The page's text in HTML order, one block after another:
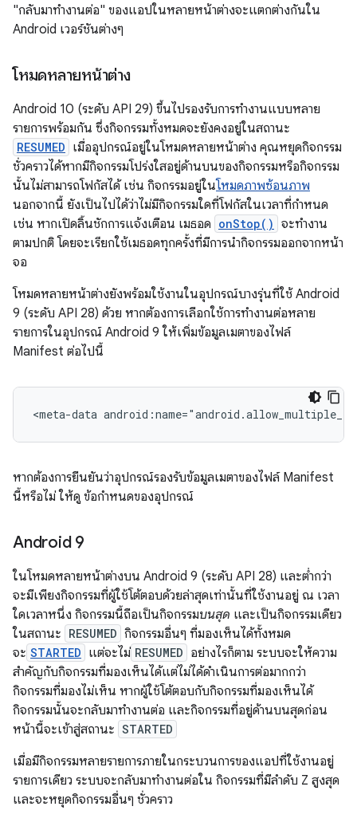
"กลับมาทำงานต่อ" ของแอปในหลายหน้าต่างจะแตกต่างกันใน
Android เวอร์ชันต่างๆ
โหมดหลายหน้าต่าง
Android 10 (ระดับ API 29) ขึ้นไปรองรับการทำงานแบบหลาย
รายการพร้อมกัน ซึ่งกิจกรรมทั้งหมดจะยังคงอยู่ในสถานะ
RESUMED เมื่ออุปกรณ์อยู่ในโหมดหลายหน้าต่าง คุณหยุดกิจกรรม
ชั่วคราวได้หากมีกิจกรรมโปร่งใสอยู่ด้านบนของกิจกรรมหรือกิจกรรม
นั้นไม่สามารถโฟกัสได้ เช่น กิจกรรมอยู่ในโหมดภาพซ้อนภาพ
นอกจากนี้ ยังเป็นไปได้ว่าไม่มีกิจกรรมใดที่โฟกัสในเวลาที่กำหนด
เช่น หากเปิดลิ้นชักการแจ้งเตือน เมธอด onStop() จะทำงาน
ตามปกติ โดยจะเรียกใช้เมธอดทุกครั้งที่มีการนำกิจกรรมออกจากหน้า
จอ
โหมดหลายหน้าต่างยังพร้อมใช้งานในอุปกรณ์บางรุ่นที่ใช้ Android
9 (ระดับ API 28) ด้วย หากต้องการเลือกใช้การทำงานต่อหลาย
รายการในอุปกรณ์ Android 9 ให้เพิ่มข้อมูลเมตาของไฟล์
Manifest ต่อไปนี้
<meta-data
หากต้องการยืนยันว่าอุปกรณ์รองรับข้อมูลเมตาของไฟล์ Manifest
นี้หรือไม่ ให้ดู ข้อกำหนดของอุปกรณ์
Android 9
ในโหมดหลายหน้าต่างบน Android 9 (ระดับ API 28) และต่ำกว่า
จะมีเพียงกิจกรรมที่ผู้ใช้โต้ตอบด้วยล่าสุดเท่านั้นที่ใช้งานอยู่ ณ เวลา
ใดเวลาหนึ่ง กิจกรรมนี้ถือเป็นกิจกรรมบนสุด และเป็นกิจกรรมเดียว
ในสถานะ RESUMED กิจกรรมอื่นๆ ที่มองเห็นได้ทั้งหมด
จะ STARTED แต่จะไม่ RESUMED อย่างไรก็ตาม ระบบจะให้ความ
สำคัญกับกิจกรรมที่มองเห็นได้แต่ไม่ได้ดำเนินการต่อมากกว่า
กิจกรรมที่มองไม่เห็น หากผู้ใช้โต้ตอบกับกิจกรรมที่มองเห็นได้
กิจกรรมนั้นจะกลับมาทำงานต่อ และกิจกรรมที่อยู่ด้านบนสุดก่อน
หน้านี้จะเข้าสู่สถานะ STARTED
เมื่อมีกิจกรรมหลายรายการภายในกระบวนการของแอปที่ใช้งานอยู่
รายการเดียว ระบบจะกลับมาทำงานต่อใน กิจกรรมที่มีลำดับ Z สูงสุด
และจะหยุดกิจกรรมอื่นๆ ชั่วคราว